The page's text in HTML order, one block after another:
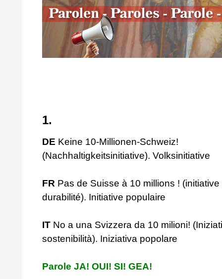
1.
DE Keine 10-Millionen-Schweiz!
(Nachhaltigkeitsinitiative). Volksinitiative
FR Pas de Suisse à 10 millions ! (initiative
durabilité). Initiative populaire
IT No a una Svizzera da 10 milioni!
sostenibilità). Iniziativa popolare
Parole JA! OUI! SI! GEA!